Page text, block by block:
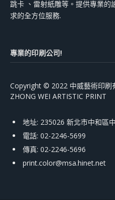
跳卡 、雷射紙雕等。提供專業的
求的全方位服務.
專業的印刷公司!
Copyright © 2022 中威藝術印刷
ZHONG WEI ARTISTIC PRINT
地址: 235026 新北市中和區
電話: 02-2246-5699
傳真: 02-2246-5696
print.color@msa.hinet.net